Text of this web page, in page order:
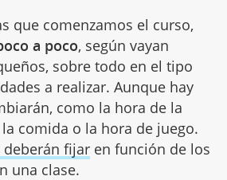
que comenzamos el curso,
a poco, según vayan
sobre todo en el tipo
a realizar. Aunque hay
como la hora de la
comida o la hora de juego.
deberán fijaren función de los
una clase.